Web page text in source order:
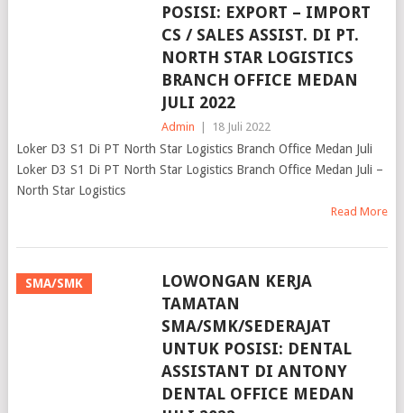
POSISI: EXPORT – IMPORT
CS / SALES ASSIST. DI PT.
NORTH STAR LOGISTICS
BRANCH OFFICE MEDAN
JULI 2022
Admin 18 Juli 2022
Loker D3 S1 Di PT North Star Logistics Branch Office Medan Juli
Loker D3 S1 Di PT North Star Logistics Branch Office Medan Juli –
North Star Logistics
Read More
SMA/SMK
LOWONGAN KERJA
TAMATAN
SMA/SMK/SEDERAJAT
UNTUK POSISI: DENTAL
ASSISTANT DI ANTONY
DENTAL OFFICE MEDAN